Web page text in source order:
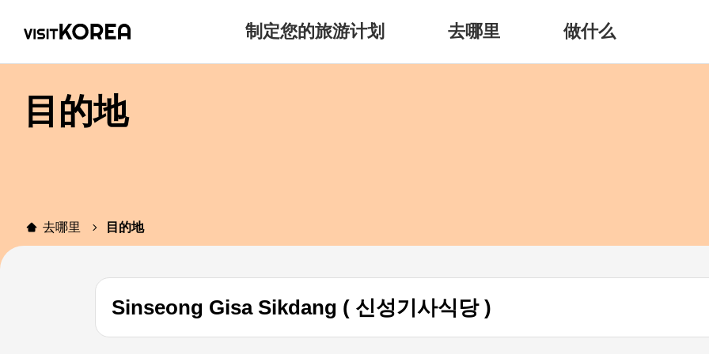
制定您的旅游计划 去哪里 做什么
目的地
去哪里 目的地
Sinseong Gisa Sikdang ( 신성기사식당 )